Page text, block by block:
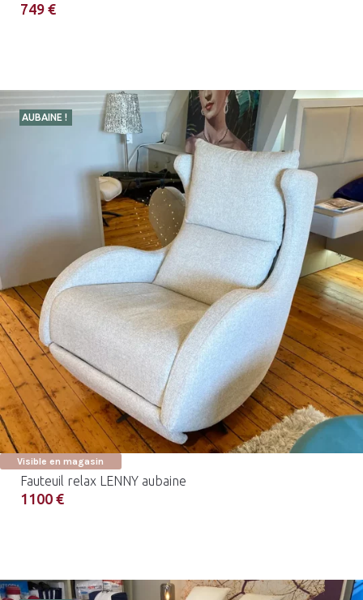
749 €
AUBAINE !
Visible en magasin
Fauteuil relax LENNY aubaine
1100 €